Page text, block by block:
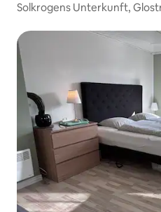
Solkrogens Unterkunft,